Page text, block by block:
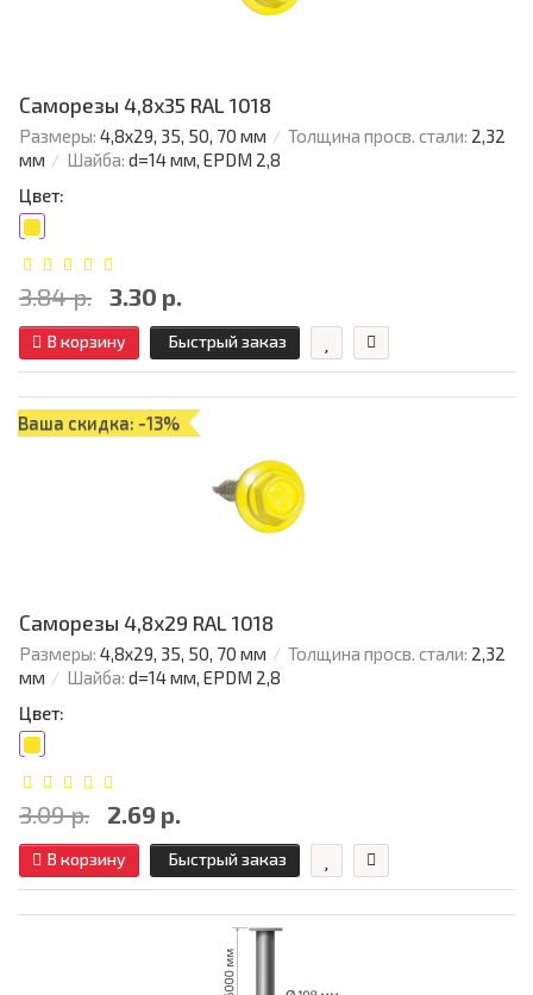
Саморезы 4,8х35 RAL 1018
Размеры: 4,8х29, 35, 50, 70 мм Толщина просв. стали: 2,32
мм
Шайба: d=14 мм, EPDM 2,8
Цвет:
3.84 р. 3.30 р.
В корзину Быстрый заказ
Ваша скидка: -13%
Саморезы 4,8х29 RAL 1018
Размеры: 4,8х29, 35, 50, 70 мм Толщина просв. стали: 2,32
мм
Шайба: d=14 мм, EPDM 2,8
Цвет:
3.09 р. 2.69 р.
В корзину Быстрый заказ